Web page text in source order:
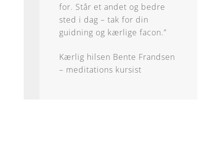
for. Står et andet og bedre
sted i dag – tak for din
guidning og kærlige facon.”
Kærlig hilsen Bente Frandsen
– meditations kursist